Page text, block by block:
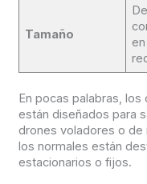
Tamaño
En pocas palabras,
están diseñados para
drones voladores o de
los normales están
estacionarios o fijos.